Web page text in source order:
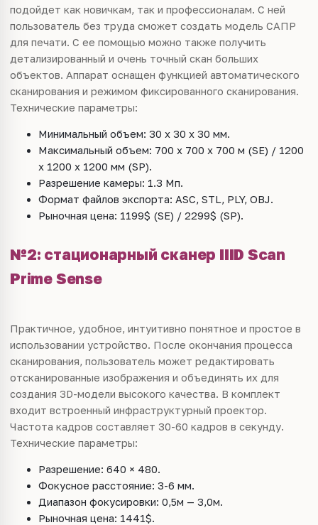
подойдет как новичкам, так и профессионалам. С ней
пользователь без труда сможет создать модель САПР
для печати. С ее помощью можно также получить
детализированный и очень точный скан больших
объектов. Аппарат оснащен функцией автоматического
сканирования и режимом фиксированного сканирования.
Технические параметры:
Минимальный объем: 30 х 30 х 30 мм.
Максимальный объем: 700 х 700 х 700 м (SE) / 1200
х 1200 х 1200 мм (SP).
Разрешение камеры: 1.3 Мп.
Формат файлов экспорта: ASC, STL, PLY, OBJ.
Рыночная цена: 1199$ (SE) / 2299$ (SP).
№2: стационарный сканер IIID Scan
Prime Sense
Практичное, удобное, интуитивно понятное и простое в
использовании устройство. После окончания процесса
сканирования, пользователь может редактировать
отсканированные изображения и объединять их для
создания 3D-модели высокого качества. В комплект
входит встроенный инфраструктурный проектор.
Частота кадров составляет 30-60 кадров в секунду.
Технические параметры:
Разрешение: 640 × 480.
Фокусное расстояние: 3-6 мм.
Диапазон фокусировки: 0,5м — 3,0м.
Рыночная цена: 1441$.